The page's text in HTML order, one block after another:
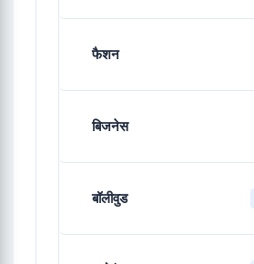
फैशन
बिजनेस
बॉलीवुड